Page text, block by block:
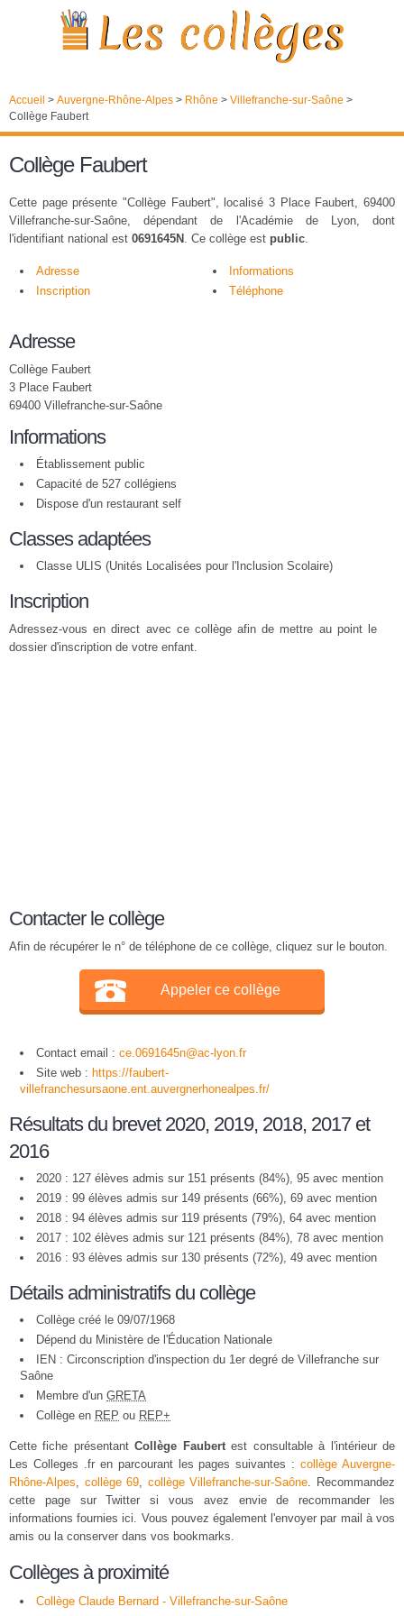
Accueil > Auvergne-Rhône-Alpes > Rhône > Villefranche-sur-Saône >
Collège Faubert
Collège Faubert
Cette page présente "Collège Faubert", localisé 3 Place Faubert, 69400
Villefranche-sur-Saône, dépendant de l'Académie de Lyon, dont
l'identifiant national est 0691645N . Ce collège est public.
Adresse
Informations
Inscription
Téléphone
Adresse
Collège Faubert
3 Place Faubert
69400 Villefranche-sur-Saône
Informations
Établissement public
Capacité de 527 collégiens
Dispose d'un restaurant self
Classes adaptées
Classe ULIS (Unités Localisées pour l'Inclusion Scolaire)
Inscription
Adressez-vous en direct avec ce collège afin de mettre au point le
dossier d'inscription de votre enfant.
Contacter le collège
Afin de récupérer le n° de téléphone de ce collège, cliquez sur le bouton.
Appeler ce collège
Contact email : ce.0691645n@ac-lyon.fr
Site web : https://faubert-
villefranchesursaone.ent.auvergnerhonealpes.fr/
Résultats du brevet 2020, 2019, 2018, 2017 et
2016
2020 : 127 élèves admis sur 151 présents (84%), 95 avec mention
2019 : 99 élèves admis sur 149 présents (66%), 69 avec mention
2018 : 94 élèves admis sur 119 présents (79%), 64 avec mention
2017 : 102 élèves admis sur 121 présents (84%), 78 avec mention
2016 : 93 élèves admis sur 130 présents (72%), 49 avec mention
Détails administratifs du collège
Collège créé le 09/07/1968
Dépend du Ministère de l'Éducation Nationale
IEN : Circonscription d'inspection du 1er degré de Villefranche sur
Saône
Membre d'un GRETA
Collège en REP ou REP+
Cette fiche présentantCollège Faubertest consultable à l'intérieur de
Les Colleges .fr en parcourant les pages suivantes :collège Auvergne-
Rhône-Alpes, collège 69, collège Villefranche-sur-Saône. Recommandez
cette page sur Twitter si vous avez envie de recommander les
informations fournies ici. Vous pouvez également l'envoyer par mail à vos
amis ou la conserver dans vos bookmarks.
Collèges à proximité
Collège Claude Bernard - Villefranche-sur-Saône